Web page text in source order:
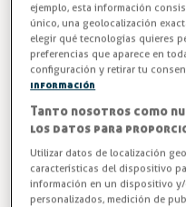
G-76 - Escudo
Escudo para cierre
brillante. Escudo
-3%
ejemplo, esta información
único, una geolocalización
elegir qué tecnologías quieres
preferencias que aparece en
configuración y retirar tu
información
Tanto nosotros como
los datos para
Utilizar datos de localización
características del dispositivo
información en un dispositivo
personalizados, medición de